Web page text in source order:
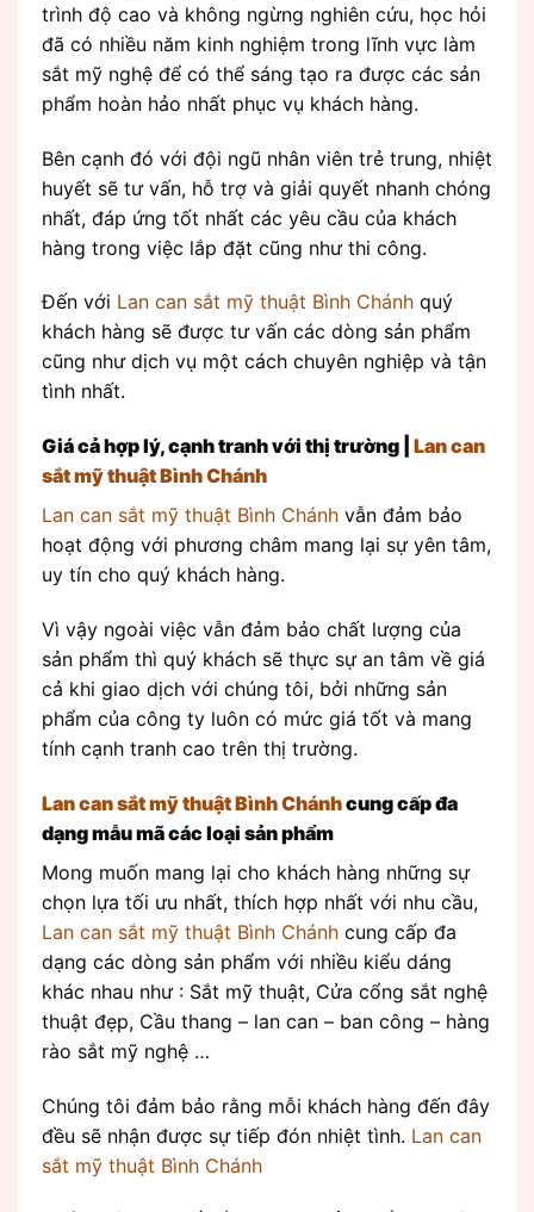
trình độ cao và không ngừng nghiên cứu, học hỏi
đã có nhiều năm kinh nghiệm trong lĩnh vực làm
sắt mỹ nghệ để có thể sáng tạo ra được các sản
phẩm hoàn hảo nhất phục vụ khách hàng.
Bên cạnh đó với đội ngũ nhân viên trẻ trung, nhiệt
huyết sẽ tư vấn, hỗ trợ và giải quyết nhanh chóng
nhất, đáp ứng tốt nhất các yêu cầu của khách
hàng trong việc lắp đặt cũng như thi công.
Đến với Lan can sắt mỹ thuật Bình Chánh quý
khách hàng sẽ được tư vấn các dòng sản phẩm
cũng như dịch vụ một cách chuyên nghiệp và tận
tình nhất.
Giá cả hợp lý, cạnh tranh với thị trường | Lan can
sắt mỹ thuật Bình Chánh
Lan can sắt mỹ thuật Bình Chánh vẫn đảm bảo
hoạt động với phương châm mang lại sự yên tâm,
uy tín cho quý khách hàng.
Vì vậy ngoài việc vẫn đảm bảo chất lượng của
sản phẩm thì quý khách sẽ thực sự an tâm về giá
cả khi giao dịch với chúng tôi, bởi những sản
phẩm của công ty luôn có mức giá tốt và mang
tính cạnh tranh cao trên thị trường.
Lan can sắt mỹ thuật Bình Chánhcung cấp đa
dạng mẫu mã các loại sản phẩm
Mong muốn mang lại cho khách hàng những sự
chọn lựa tối ưu nhất, thích hợp nhất với nhu cầu,
Lan can sắt mỹ thuật Bình Chánh cung cấp đa
dạng các dòng sản phẩm với nhiều kiểu dáng
khác nhau như : Sắt mỹ thuật, Cửa cổng sắt nghệ
thuật đẹp, Cầu thang – lan can – ban công – hàng
rào sắt mỹ nghệ …
Chúng tôi đảm bảo rằng mỗi khách hàng đến đây
đều sẽ nhận được sự tiếp đón nhiệt tình. Lan can
sắt mỹ thuật Bình Chánh